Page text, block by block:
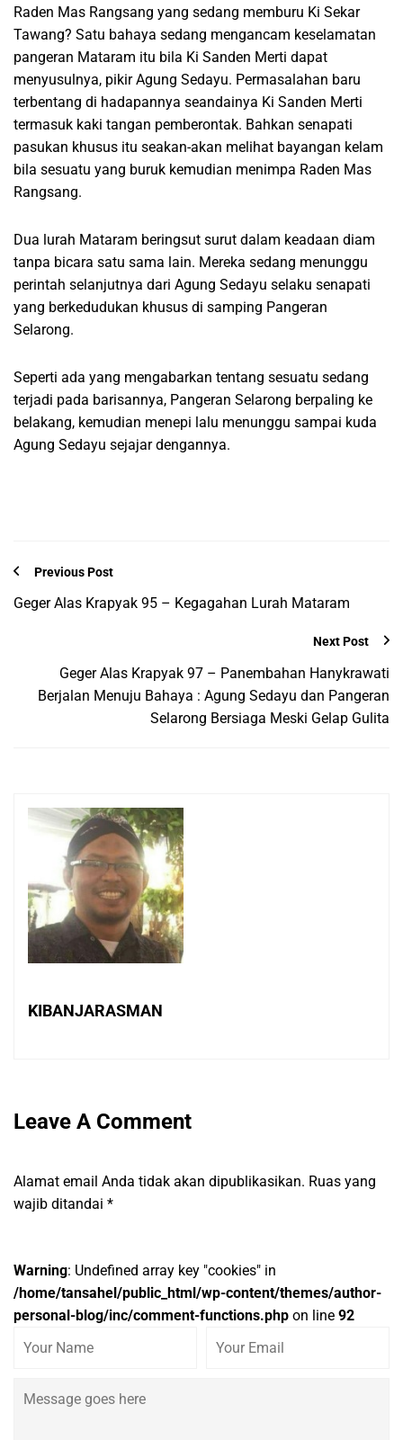
Raden Mas Rangsang yang sedang memburu Ki Sekar
Tawang? Satu bahaya sedang mengancam keselamatan
pangeran Mataram itu bila Ki Sanden Merti dapat
menyusulnya, pikir Agung Sedayu. Permasalahan baru
terbentang di hadapannya seandainya Ki Sanden Merti
termasuk kaki tangan pemberontak. Bahkan senapati
pasukan khusus itu seakan-akan melihat bayangan kelam
bila sesuatu yang buruk kemudian menimpa Raden Mas
Rangsang.
Dua lurah Mataram beringsut surut dalam keadaan diam
tanpa bicara satu sama lain. Mereka sedang menunggu
perintah selanjutnya dari Agung Sedayu selaku senapati
yang berkedudukan khusus di samping Pangeran
Selarong.
Seperti ada yang mengabarkan tentang sesuatu sedang
terjadi pada barisannya, Pangeran Selarong berpaling ke
belakang, kemudian menepi lalu menunggu sampai kuda
Agung Sedayu sejajar dengannya.
Previous Post
Geger Alas Krapyak 95 – Kegagahan Lurah Mataram
Next Post
Geger Alas Krapyak 97 – Panembahan Hanykrawati
Berjalan Menuju Bahaya : Agung Sedayu dan Pangeran
Selarong Bersiaga Meski Gelap Gulita
KIBANJARASMAN
Leave A Comment
Alamat email Anda tidak akan dipublikasikan. Ruas yang
wajib ditandai *
Warning: Undefined array key "cookies" in
/home/tansahel/public_html/wp-content/themes/author-
personal-blog/inc/comment-functions.php on line 92